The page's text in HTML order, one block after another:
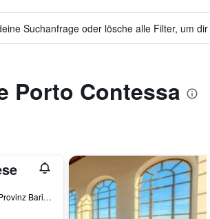
Suchanfrage oder lösche alle Filter, um
Porto Contessa
Via Narciso 59, Polignano a Mare, Provinz Bari, Italien